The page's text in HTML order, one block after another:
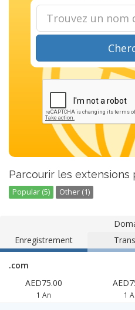
Parcourir les extensions
Popular (5) Other (1)
Enregistrement
.com
AED75.00
1 An 1